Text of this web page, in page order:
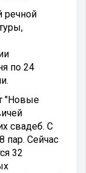
по 24
"Новые
свадеб. С
пар. Сейчас
32